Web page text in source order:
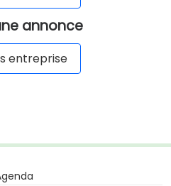
annonce
entreprise